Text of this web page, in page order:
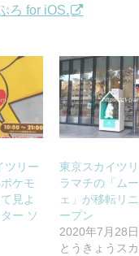
ろ for iOS.
ツリー
ケモ
見よ
ー ソ
東京スカイツ
ラマチの「ム
ェ」が移転リ
ープン
2020年7月28日
とうきょうス